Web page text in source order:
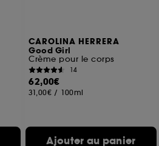
CAROLINA HERRERA
Good Girl
Crème pour le corps
14
62,00€
31,00€ / 100ml
Ajouter au panier